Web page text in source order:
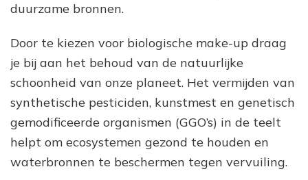
duurzame bronnen.
Door te kiezen voor biologische make-up draag
je bij aan het behoud van de natuurlijke
schoonheid van onze planeet. Het vermijden van
synthetische pesticiden, kunstmest en genetisch
gemodificeerde organismen (GGO’s) in de teelt
helpt om ecosystemen gezond te houden en
waterbronnen te beschermen tegen vervuiling.